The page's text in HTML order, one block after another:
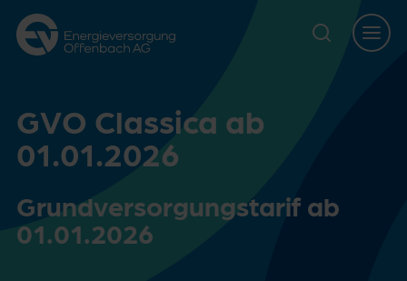
Zur Hauptnavigation springen
Zur Servicelasche springen
Zum Hauptinhalt springen
Zur Footernavigation springen
GVO Classica ab
01.01.2026
Grundversorgungstarif ab
01.01.2026